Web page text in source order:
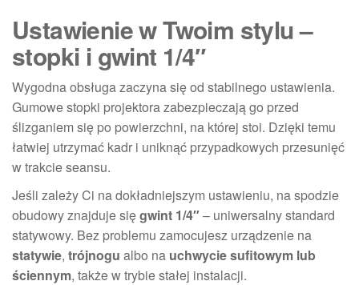
Ustawienie w Twoim stylu –
stopki i gwint 1/4″
Wygodna obsługa zaczyna się od stabilnego ustawienia.
Gumowe stopki projektora zabezpieczają go przed
ślizganiem się po powierzchni, na której stoi. Dzięki temu
łatwiej utrzymać kadr i uniknąć przypadkowych przesunięć
w trakcie seansu.
Jeśli zależy Ci na dokładniejszym ustawieniu, na spodzie
obudowy znajduje sięgwint 1/4″– uniwersalny standard
statywowy. Bez problemu zamocujesz urządzenie na
statywie, trójnogu albo na uchwycie sufitowym lub
ściennym, także w trybie stałej instalacji.